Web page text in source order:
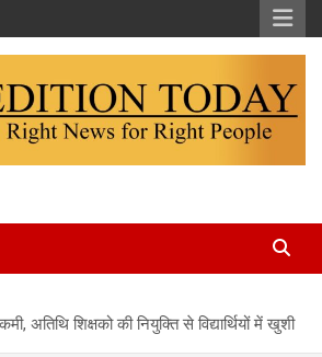
अतिथि शिक्षको की नियुक्ति से विद्यार्थियों में खुशी